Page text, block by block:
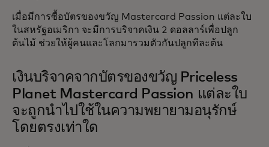
เมื่อมีการซื้อบัตรของขวัญ Mastercard Passion แต่ละใบ
ในสหรัฐอเมริกา จะมีการบริจาคเงิน 2 ดอลลาร์เพื่อปลูก
ต้นไม้ ช่วยให้ผู้คนและโลกมารวมตัวกันปลูกทีละต้น
เงินบริจาคจากบัตรของขวัญ Priceless
Planet Mastercard Passion แต่ละใบ
จะถูกนำไปใช้ในความพยายามอนุรักษ์
โดยตรงเท่าใด‎‎